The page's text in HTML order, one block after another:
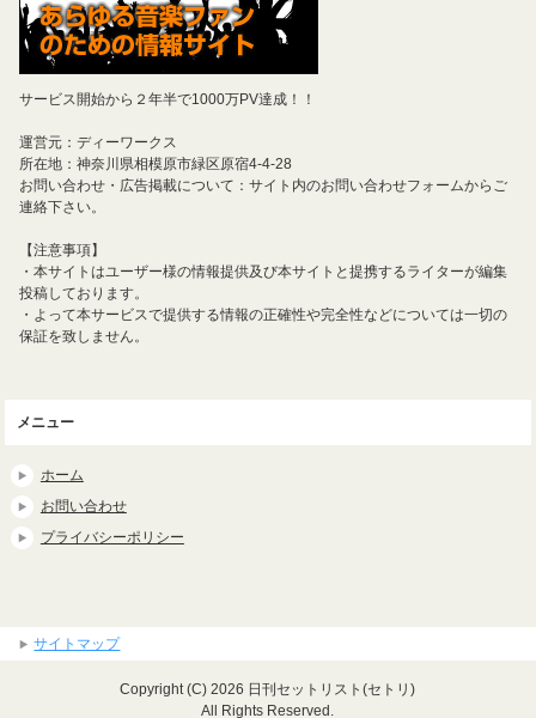
サービス開始から２年半で1000万PV達成！！
運営元：ディーワークス
所在地：神奈川県相模原市緑区原宿4-4-28
お問い合わせ・広告掲載について：サイト内のお問い合わせフォームからご
連絡下さい。
【注意事項】
・本サイトはユーザー様の情報提供及び本サイトと提携するライターが編集
投稿しております。
・よって本サービスで提供する情報の正確性や完全性などについては一切の
保証を致しません。
メニュー
ホーム
お問い合わせ
プライバシーポリシー
サイトマップ
Copyright (C) 2026 日刊セットリスト(セトリ)
All Rights Reserved.